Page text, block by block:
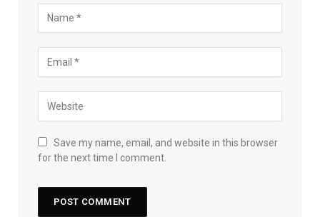
Save my name, email, and website in this browser
for the next time I comment.